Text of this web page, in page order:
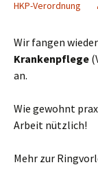
HKP-Verordnung
Wir fangen
Krankenpflege
an.
Wie gewohnt
Arbeit nützlich!
Mehr zur